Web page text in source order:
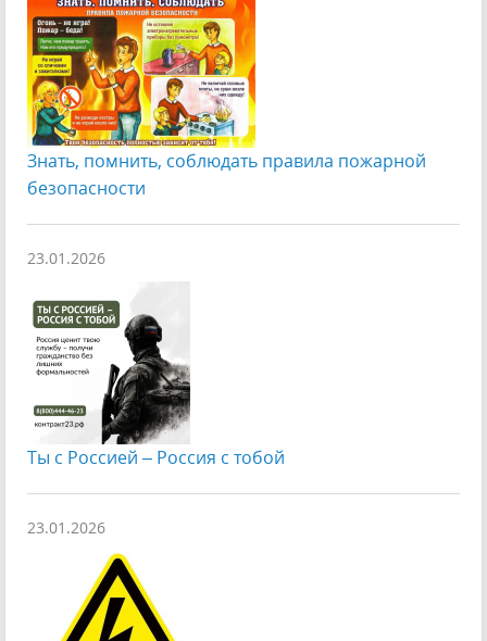
Знать, помнить, соблюдать правила пожарной
безопасности
23.01.2026
Ты с Россией – Россия с тобой
23.01.2026